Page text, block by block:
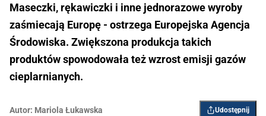
Maseczki, rękawiczki i inne jednorazowe wyroby
zaśmiecają Europę - ostrzega Europejska Agencja
Środowiska. Zwiększona produkcja takich
produktów spowodowała też wzrost emisji gazów
cieplarnianych.
Autor: Mariola Łukawska Udostępnij